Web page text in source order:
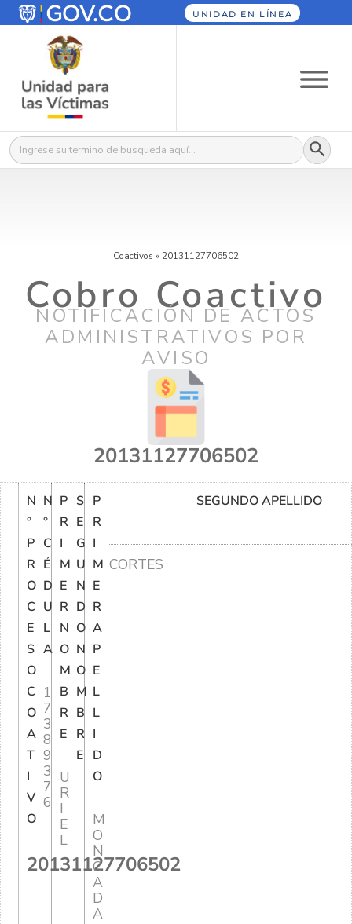
UNIDAD EN LÍNEA
Buscar: Botón
Coactivos » 20131127706502
Cobro Coactivo
NOTIFICACIÓN DE ACTOS
ADMINISTRATIVOS POR
AVISO
20131127706502
N
°
P
R
O
C
E
S
O
C
O
A
T
I
V
O
20131127706502
N
°
C
É
D
U
L
A
1
7
3
8
9
3
7
6
P
R
I
M
E
R
N
O
M
B
R
E
U
R
I
E
L
S
E
G
U
N
D
O
N
O
M
B
R
E
P
R
I
M
E
R
A
P
E
L
L
I
D
O
M
O
N
C
A
D
A
SEGUNDO APELLIDO
CORTES